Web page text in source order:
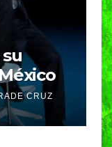
al
CRUZ